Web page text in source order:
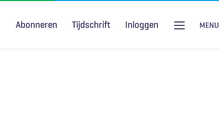
Abonneren Tijdschrift Inloggen MENU